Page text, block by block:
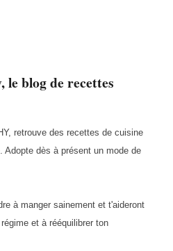
le blog de recettes
retrouve des recettes de cuisine
Adopte dès à présent un mode de
à manger sainement et t'aideront
et à rééquilibrer ton